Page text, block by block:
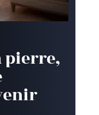
pierre,